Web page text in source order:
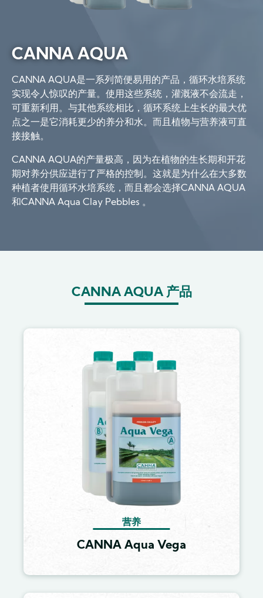
CANNA AQUA
CANNA AQUA是一系列简便易用的产品，循环水培系统
实现令人惊叹的产量。使用这些系统，灌溉液不会流走，
可重新利用。与其他系统相比，循环系统上生长的最大优
点之一是它消耗更少的养分和水。而且植物与营养液可直
接接触。
CANNA AQUA的产量极高，因为在植物的生长期和开花
期对养分供应进行了严格的控制。这就是为什么在大多数
种植者使用循环水培系统，而且都会选择CANNA AQUA
和CANNA Aqua Clay Pebbles 。
CANNA AQUA 产品
营养
CANNA Aqua Vega